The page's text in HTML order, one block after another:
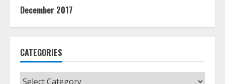
December 2017
CATEGORIES
Categories